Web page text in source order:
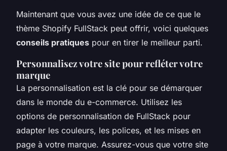
Maintenant que vous avez une idée de ce que le
thème Shopify FullStack peut offrir, voici quelques
conseils pratiques pour en tirer le meilleur parti.
Personnalisez votre site pour refléter votre
marque
La personnalisation est la clé pour se démarquer
dans le monde du e-commerce. Utilisez les
options de personnalisation de FullStack pour
adapter les couleurs, les polices, et les mises en
page à votre marque. Assurez-vous que votre site